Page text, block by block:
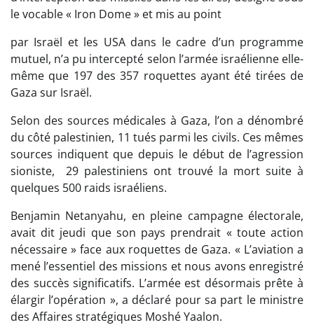
le vocable « Iron Dome » et mis au point
par Israël et les USA dans le cadre d’un programme
mutuel, n’a pu intercepté selon l’armée israélienne elle-
même que 197 des 357 roquettes ayant été tirées de
Gaza sur Israël.
Selon des sources médicales à Gaza, l’on a dénombré
du côté palestinien, 11 tués parmi les civils. Ces mêmes
sources indiquent que depuis le début de l’agression
sioniste, 29 palestiniens ont trouvé la mort suite à
quelques 500 raids israéliens.
Benjamin Netanyahu, en pleine campagne électorale,
avait dit jeudi que son pays prendrait « toute action
nécessaire » face aux roquettes de Gaza. « L’aviation a
mené l’essentiel des missions et nous avons enregistré
des succès significatifs. L’armée est désormais prête à
élargir l’opération », a déclaré pour sa part le ministre
des Affaires stratégiques Moshé Yaalon.